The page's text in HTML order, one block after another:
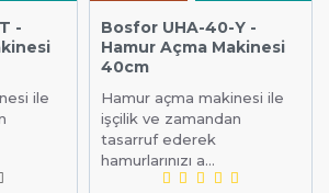
-
ile
Bosfor UHA-40-Y -
Hamur Açma Makinesi
40cm
Hamur açma makinesi ile
işçilik ve zamandan
tasarruf ederek
hamurlarınızı a...